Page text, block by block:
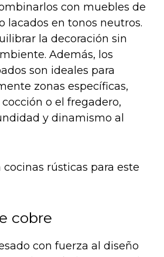
con muebles de
lacados en tonos neutros.
la decoración sin
Además, los
son ideales para
zonas específicas,
o el fregadero,
y dinamismo al
cobre
con fuerza al diseño